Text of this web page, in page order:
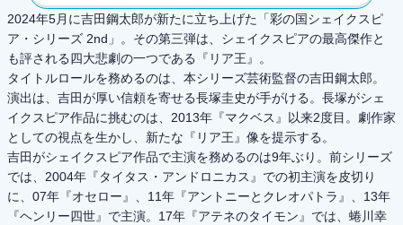
2024年5月に吉田鋼太郎が新たに立ち上げた「彩の国シェイクスピ
ア・シリーズ 2nd」。その第三弾は、シェイクスピアの最高傑作と
も評される四大悲劇の一つである『リア王』。
タイトルロールを務めるのは、本シリーズ芸術監督の吉田鋼太郎。
演出は、吉田が厚い信頼を寄せる長塚圭史が手がける。長塚がシェ
イクスピア作品に挑むのは、2013年『マクベス』以来2度目。劇作家
としての視点を生かし、新たな『リア王』像を提示する。
吉田がシェイクスピア作品で主演を務めるのは9年ぶり。前シリーズ
では、2004年『タイタス・アンドロニカス』での初主演を皮切り
に、07年『オセロー』、11年『アントニーとクレオパトラ』、13年
『ヘンリー四世』で主演。17年『アテネのタイモン』では、蜷川幸